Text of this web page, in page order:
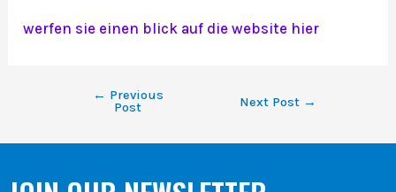
werfen sie einen blick auf die website hier
← Previous
Post
Next Post →